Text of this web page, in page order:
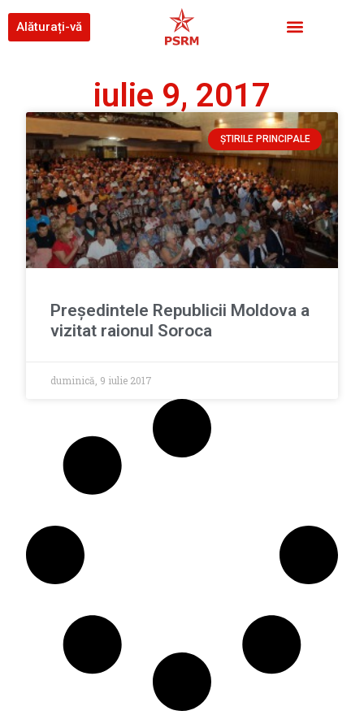
Alăturați-vă
iulie 9, 2017
ȘTIRILE PRINCIPALE
Președintele Republicii Moldova a
vizitat raionul Soroca
duminică, 9 iulie 2017